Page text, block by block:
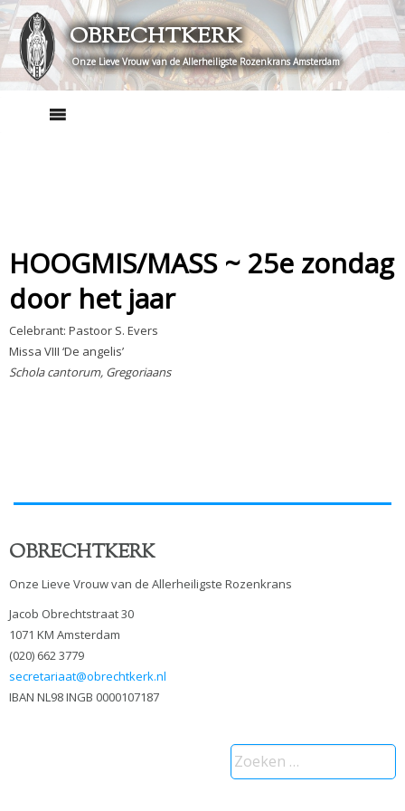
Skip
to
content
OBRECHTKERK
Onze Lieve Vrouw van de Allerheiligste Rozenkrans Amsterdam
HOOGMIS/MASS ~ 25e zondag
door het jaar
Celebrant: Pastoor S. Evers
Missa VIII ‘De angelis’
Schola cantorum, Gregoriaans
OBRECHTKERK
Onze Lieve Vrouw van de Allerheiligste Rozenkrans
Jacob Obrechtstraat 30
1071 KM Amsterdam
(020) 662 3779
secretariaat@obrechtkerk.nl
IBAN NL98 INGB 0000107187
Zoeken
naar: